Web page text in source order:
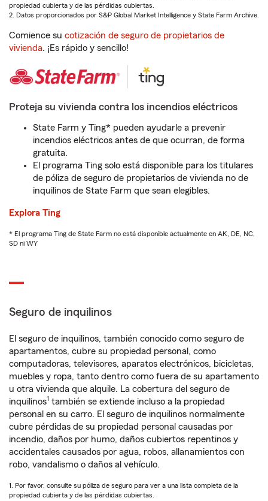
propiedad cubierta y de las pérdidas cubiertas.
2. Datos proporcionados por S&P Global Market Intelligence y State Farm Archive.
Comience su cotización de seguro de propietarios de
vivienda. ¡Es rápido y sencillo!
Proteja su vivienda contra los incendios eléctricos
State Farm y Ting* pueden ayudarle a prevenir
incendios eléctricos antes de que ocurran, de forma
gratuita.
El programa Ting solo está disponible para los titulares
de póliza de seguro de propietarios de vivienda no de
inquilinos de State Farm que sean elegibles.
Explora Ting
* El programa Ting de State Farm no está disponible actualmente en AK, DE, NC,
SD ni WY
Seguro de inquilinos
El seguro de inquilinos, también conocido como seguro de
apartamentos, cubre su propiedad personal, como
computadoras, televisores, aparatos electrónicos, bicicletas,
muebles y ropa, tanto dentro como fuera de su apartamento
u otra vivienda que alquile. La cobertura del seguro de
inquilinos1 también se extiende incluso a la propiedad
personal en su carro. El seguro de inquilinos normalmente
cubre pérdidas de su propiedad personal causadas por
incendio, daños por humo, daños cubiertos repentinos y
accidentales causados por agua, robos, allanamientos con
robo, vandalismo o daños al vehículo.
1. Por favor, consulte su póliza de seguro para ver a una lista completa de la
propiedad cubierta y de las pérdidas cubiertas.